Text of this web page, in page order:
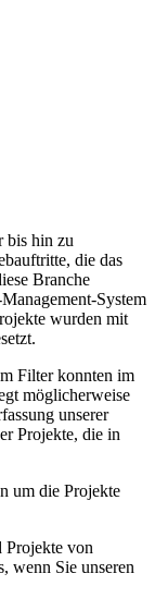
bis hin zu
die das
Branche
System
wurden mit
Filter konnten im
möglicherweise
unserer
Projekte, die in
um die Projekte
Projekte von
wenn Sie unseren